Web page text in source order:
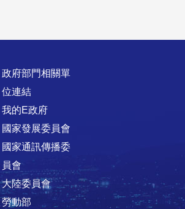
政府部門相關單
位連結
我的E政府
國家發展委員會
國家通訊傳播委
員會
大陸委員會
勞動部